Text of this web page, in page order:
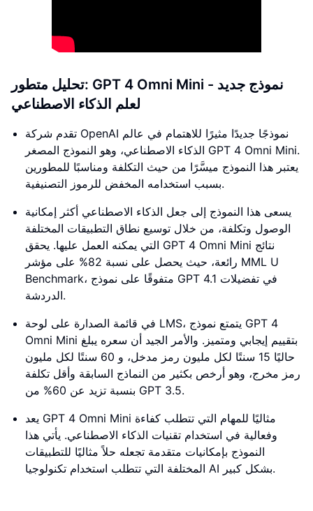
تحليل متطور: GPT 4 Omni Mini - نموذج جديد
لعلم الذكاء الاصطناعي
تقدم شركة OpenAI نموذجًا جديدًا مثيرًا للاهتمام في عالم
الذكاء الاصطناعي، وهو النموذج المصغر GPT 4 Omni Mini.
يعتبر هذا النموذج ميسَّرًا من حيث التكلفة ومناسبًا للمطورين
بسبب استخدامه المخفض للرموز التصنيفية.
يسعى هذا النموذج إلى جعل الذكاء الاصطناعي أكثر إمكانية
الوصول وتكلفة، من خلال توسيع نطاق التطبيقات المختلفة
التي يمكنه العمل عليها. يحقق GPT 4 Omni Mini نتائج
رائعة، حيث يحصل على نسبة 82% على مؤشر MML U
Benchmark، متفوقًا على نموذج GPT 4.1 في تفضيلات
الدردشة.
في قائمة الصدارة على لوحة LMS، يتمتع نموذج GPT 4
Omni Mini بتقييم إيجابي ومتميز. والأمر الجيد أن سعره يبلغ
حاليًا 15 سنتًا لكل مليون رمز مدخل، و 60 سنتًا لكل مليون
رمز مخرج، وهو أرخص بكثير من النماذج السابقة وأقل تكلفة
بنسبة تزيد عن 60% من GPT 3.5.
يعد GPT 4 Omni Mini مثاليًا للمهام التي تتطلب كفاءة
وفعالية في استخدام تقنيات الذكاء الاصطناعي. يأتي هذا
النموذج بإمكانيات متقدمة تجعله حلاً مثاليًا للتطبيقات
المختلفة التي تتطلب استخدام تكنولوجيا AI بشكل كبير.